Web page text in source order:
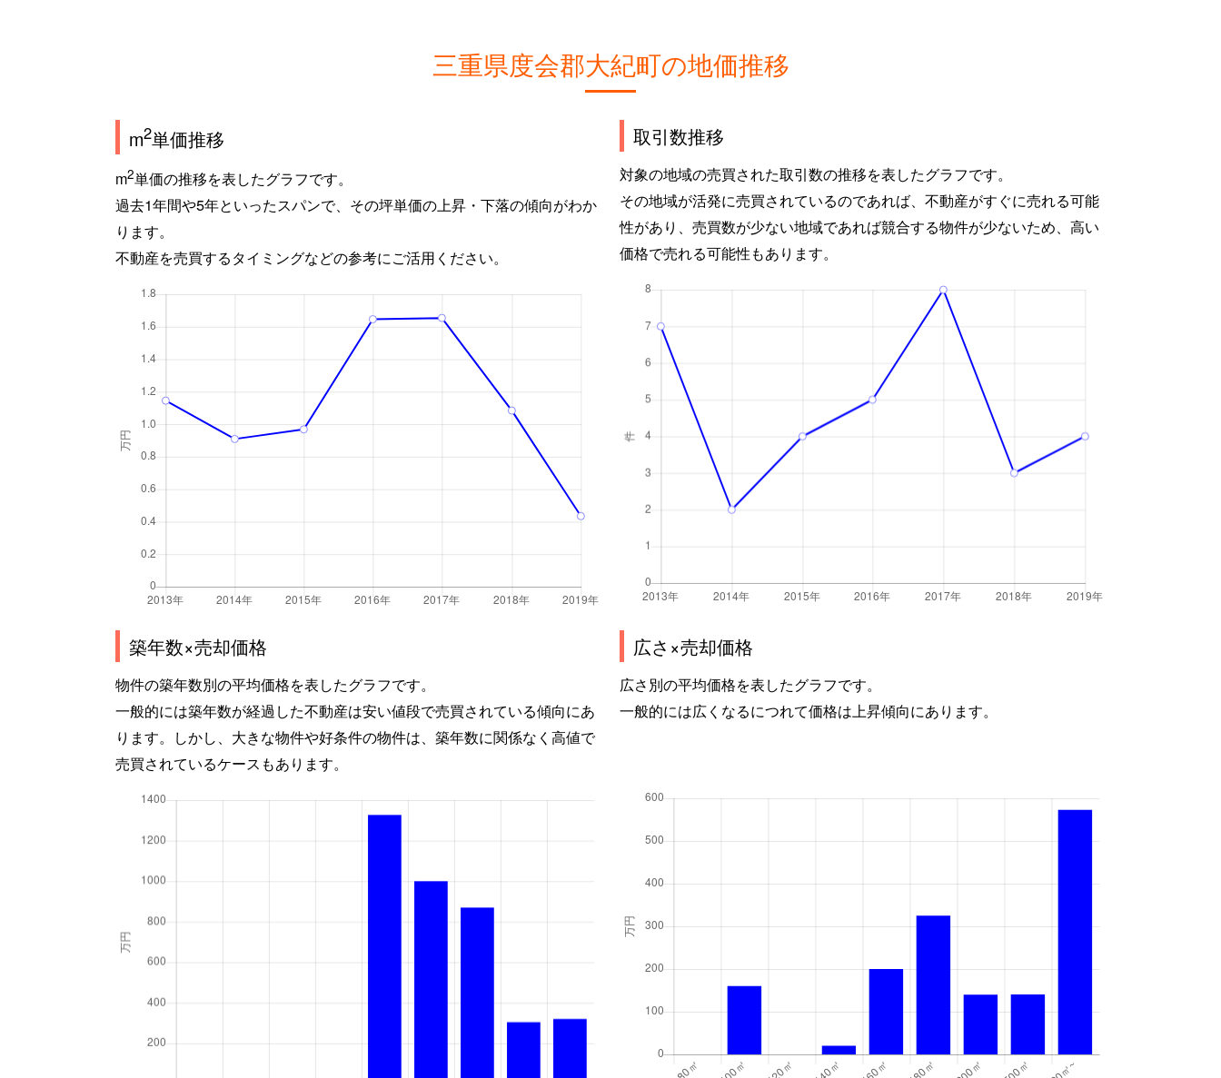
三重県度会郡大紀町の地価推移
m2単価推移
m2単価の推移を表したグラフです。
過去1年間や5年といったスパンで、その坪単価の上昇・下落の傾向がわか
ります。
不動産を売買するタイミングなどの参考にご活用ください。
取引数推移
対象の地域の売買された取引数の推移を表したグラフです。
その地域が活発に売買されているのであれば、不動産がすぐに売れる可能
性があり、売買数が少ない地域であれば競合する物件が少ないため、高い
価格で売れる可能性もあります。
築年数×売却価格
物件の築年数別の平均価格を表したグラフです。
一般的には築年数が経過した不動産は安い値段で売買されている傾向にあ
ります。しかし、大きな物件や好条件の物件は、築年数に関係なく高値で
売買されているケースもあります。
広さ×売却価格
広さ別の平均価格を表したグラフです。
一般的には広くなるにつれて価格は上昇傾向にあります。